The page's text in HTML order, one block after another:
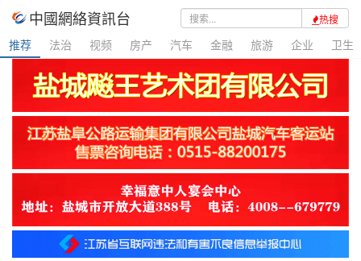
中國網絡資訊台 热搜
推荐 法治 视频 房产 汽车 金融 旅游 企业 卫生